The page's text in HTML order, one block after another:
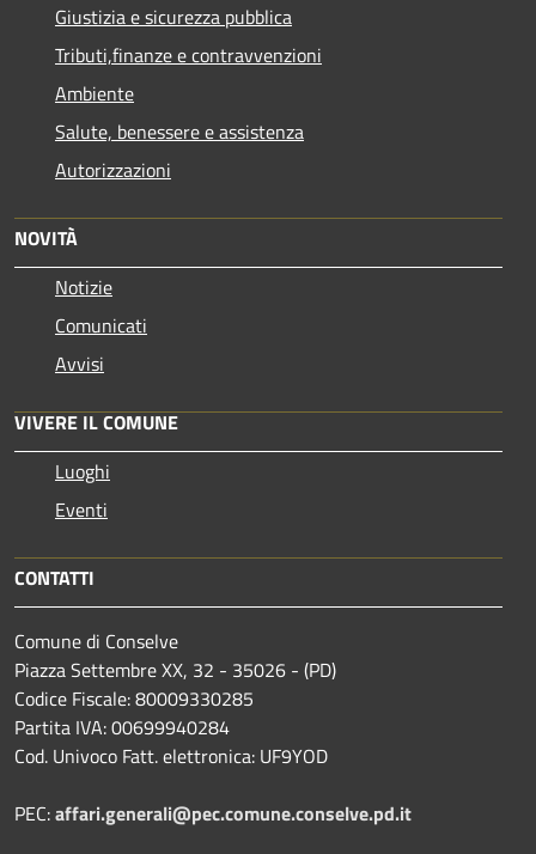
Giustizia e sicurezza pubblica
Tributi,finanze e contravvenzioni
Ambiente
Salute, benessere e assistenza
Autorizzazioni
NOVITÀ
Notizie
Comunicati
Avvisi
VIVERE IL COMUNE
Luoghi
Eventi
CONTATTI
Comune di Conselve
Piazza Settembre XX, 32 - 35026 - (PD)
Codice Fiscale: 80009330285
Partita IVA: 00699940284
Cod. Univoco Fatt. elettronica: UF9YOD
PEC:affari.generali@pec.comune.conselve.pd.it